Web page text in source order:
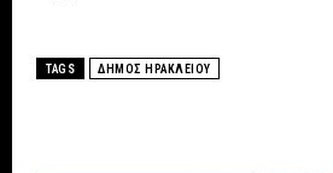
TAGS ΔΗΜΟΣ ΗΡΑΚΛΕΙΟΥ